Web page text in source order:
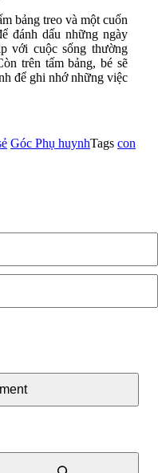
bảng treo và một cuốn
đánh dấu những ngày
với cuộc sống thường
trên tấm bảng, bé sẽ
để ghi nhớ những việc
Góc Phụ huynhTags con